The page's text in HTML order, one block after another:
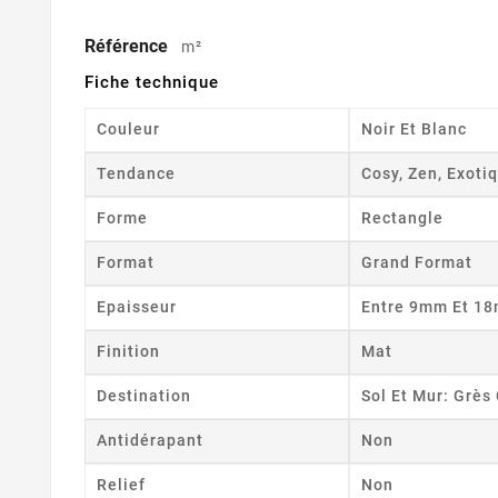
Référence m²
Fiche technique
Couleur Noir Et Blanc
Tendance Cosy, Zen,
Forme Rectangle
Format Grand Format
Epaisseur Entre 9mm Et
Finition Mat
Destination Sol Et Mur: Grès
Antidérapant Non
Relief Non